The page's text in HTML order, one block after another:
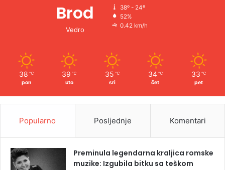
Brod
Vedro
38º - 24º
52%
0.42 km/h
38 ℃
pon
39 ℃
uto
35 ℃
sri
34 ℃
čet
33 ℃
pet
Popularno Posljednje Komentari
Preminula legendarna kraljica romske
muzike: Izgubila bitku sa teškom